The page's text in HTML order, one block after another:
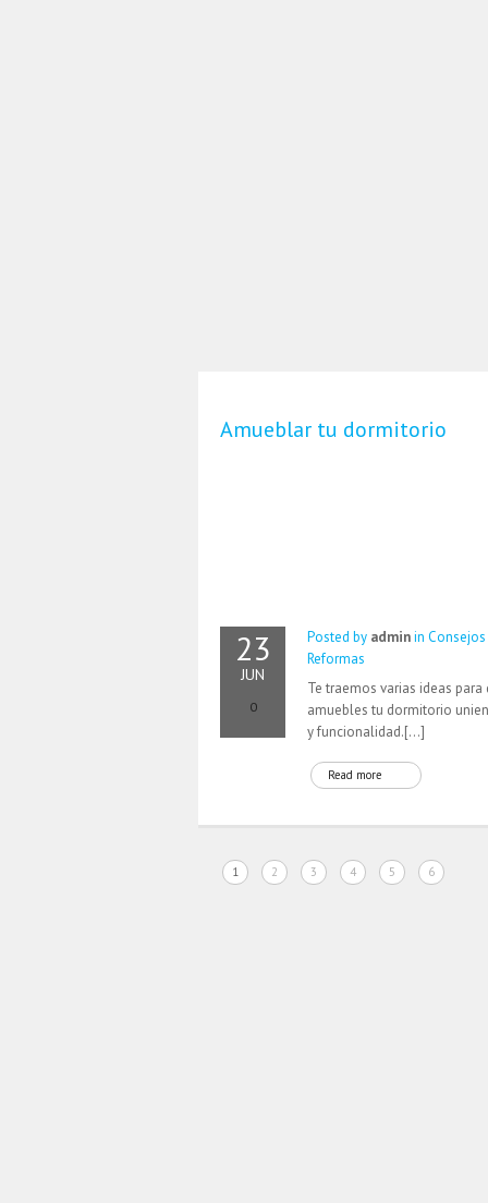
Amueblar tu dormitorio
23
JUN
0
Posted by adminin Consejos
Reformas
Te traemos varias ideas para
amuebles tu dormitorio
y funcionalidad.[…]
Read more
1 2 3 4 5 6